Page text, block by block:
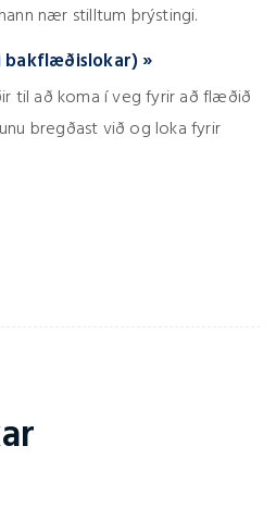
nær stilltum þrýstingi.
bakflæðislokar) »
til að koma í veg fyrir að flæðið
bregðast við og loka fyrir